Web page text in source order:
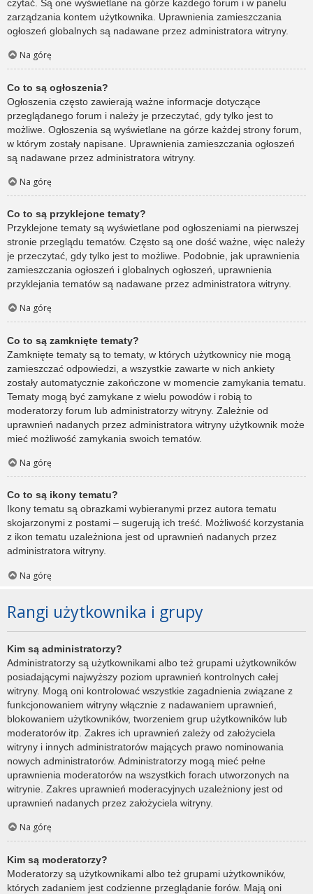
czytać. Są one wyświetlane na górze każdego forum i w panelu
zarządzania kontem użytkownika. Uprawnienia zamieszczania
ogłoszeń globalnych są nadawane przez administratora witryny.
Na górę
Co to są ogłoszenia?
Ogłoszenia często zawierają ważne informacje dotyczące
przeglądanego forum i należy je przeczytać, gdy tylko jest to
możliwe. Ogłoszenia są wyświetlane na górze każdej strony forum,
w którym zostały napisane. Uprawnienia zamieszczania ogłoszeń
są nadawane przez administratora witryny.
Na górę
Co to są przyklejone tematy?
Przyklejone tematy są wyświetlane pod ogłoszeniami na pierwszej
stronie przeglądu tematów. Często są one dość ważne, więc należy
je przeczytać, gdy tylko jest to możliwe. Podobnie, jak uprawnienia
zamieszczania ogłoszeń i globalnych ogłoszeń, uprawnienia
przyklejania tematów są nadawane przez administratora witryny.
Na górę
Co to są zamknięte tematy?
Zamknięte tematy są to tematy, w których użytkownicy nie mogą
zamieszczać odpowiedzi, a wszystkie zawarte w nich ankiety
zostały automatycznie zakończone w momencie zamykania tematu.
Tematy mogą być zamykane z wielu powodów i robią to
moderatorzy forum lub administratorzy witryny. Zależnie od
uprawnień nadanych przez administratora witryny użytkownik może
mieć możliwość zamykania swoich tematów.
Na górę
Co to są ikony tematu?
Ikony tematu są obrazkami wybieranymi przez autora tematu
skojarzonymi z postami – sugerują ich treść. Możliwość korzystania
z ikon tematu uzależniona jest od uprawnień nadanych przez
administratora witryny.
Na górę
Rangi użytkownika i grupy
Kim są administratorzy?
Administratorzy są użytkownikami albo też grupami użytkowników
posiadającymi najwyższy poziom uprawnień kontrolnych całej
witryny. Mogą oni kontrolować wszystkie zagadnienia związane z
funkcjonowaniem witryny włącznie z nadawaniem uprawnień,
blokowaniem użytkowników, tworzeniem grup użytkowników lub
moderatorów itp. Zakres ich uprawnień zależy od założyciela
witryny i innych administratorów mających prawo nominowania
nowych administratorów. Administratorzy mogą mieć pełne
uprawnienia moderatorów na wszystkich forach utworzonych na
witrynie. Zakres uprawnień moderacyjnych uzależniony jest od
uprawnień nadanych przez założyciela witryny.
Na górę
Kim są moderatorzy?
Moderatorzy są użytkownikami albo też grupami użytkowników,
których zadaniem jest codzienne przeglądanie forów. Mają oni